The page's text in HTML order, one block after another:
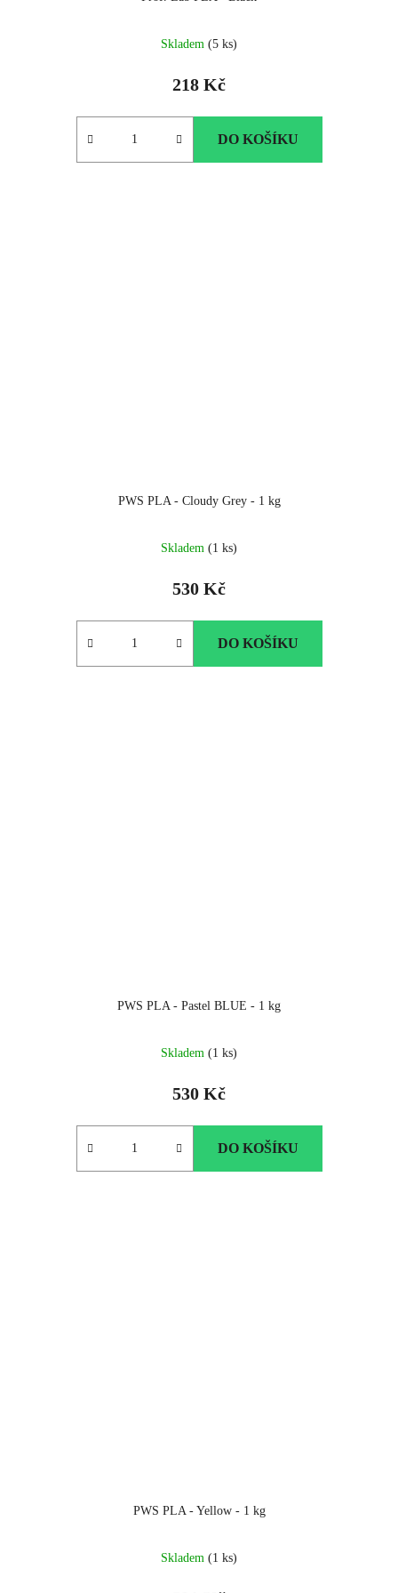
Skladem (5 ks)
218 Kč
DO KOŠÍKU
PWS PLA - Cloudy Grey - 1 kg
Skladem (1 ks)
530 Kč
DO KOŠÍKU
PWS PLA - Pastel BLUE - 1 kg
Skladem (1 ks)
530 Kč
DO KOŠÍKU
PWS PLA - Yellow - 1 kg
Skladem (1 ks)